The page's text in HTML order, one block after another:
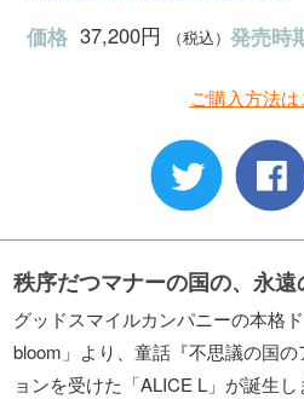
価格 37,200円 （税込） 発売時
ご購入方法は
秩序だつマナーの国の、永
グッドスマイルカンパニーの本格
bloom」より、童話『不思議の国
ョンを受けた「ALICE L」が誕生し